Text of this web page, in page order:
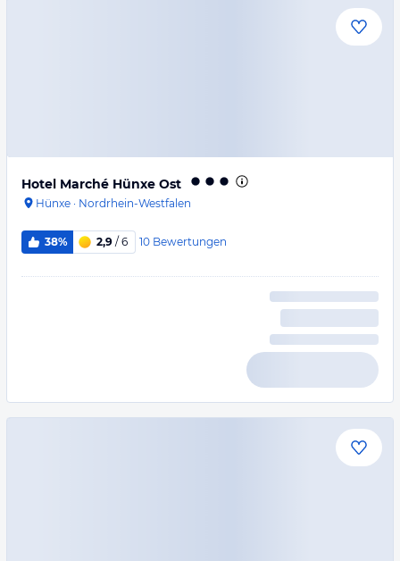
Hotel Marché Hünxe Ost
Hünxe · Nordrhein-Westfalen
38% 2,9 / 6 10 Bewertungen